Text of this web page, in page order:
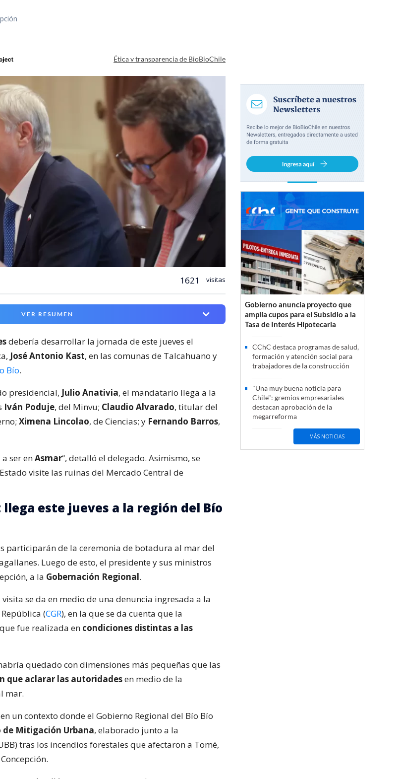
Ética y transparencia de BioBioChile
1621 visitas
VER RESUMEN
debería desarrollar la jornada de este jueves el
José Antonio Kast, en las comunas de Talcahuano y
Bío.
presidencial, Julio Anativia, el mandatario llega a la
Iván Poduje, del Minvu; Claudio Alvarado, titular del
Ximena Lincolao, de Ciencias; y Fernando Barros,
ser enAsmar“, detalló el delegado. Asimismo, se
visite las ruinas del Mercado Central de
este jueves a la región del Bío
participarán de la ceremonia de botadura al mar del
Luego de esto, el presidente y sus ministros
a la Gobernación Regional.
se da en medio de una denuncia ingresada a la
(CGR), en la que se da cuenta que la
fue realizada en condiciones distintas a las
quedado con dimensiones más pequeñas que las
que aclarar las autoridadesen medio de la
mar.
un contexto donde el Gobierno Regional del Bío Bío
de Mitigación Urbana, elaborado junto a la
tras los incendios forestales que afectaron a Tomé,
Gobierno anuncia proyecto que
amplía cupos para el Subsidio a la
Tasa de Interés Hipotecaria
CChC destaca programas de salud,
formación y atención social para
trabajadores de la construcción
"Una muy buena noticia para
Chile": gremios empresariales
destacan aprobación de la
megarreforma
MÁS NOTICIAS